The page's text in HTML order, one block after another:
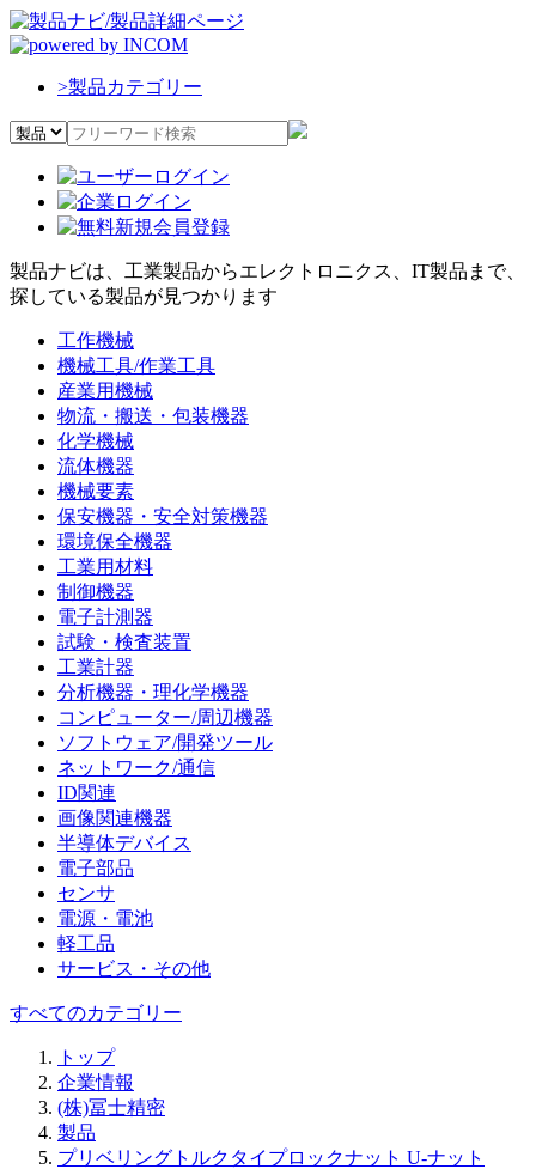
>製品カテゴリー
製品ナビは、工業製品からエレクトロニクス、IT製品まで、
探している製品が見つかります
工作機械
機械工具/作業工具
産業用機械
物流・搬送・包装機器
化学機械
流体機器
機械要素
保安機器・安全対策機器
環境保全機器
工業用材料
制御機器
電子計測器
試験・検査装置
工業計器
分析機器・理化学機器
コンピューター/周辺機器
ソフトウェア/開発ツール
ネットワーク/通信
ID関連
画像関連機器
半導体デバイス
電子部品
センサ
電源・電池
軽工品
サービス・その他
すべてのカテゴリー
トップ
企業情報
(株)冨士精密
製品
プリベリングトルクタイプロックナット U-ナット